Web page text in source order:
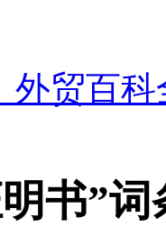
外贸百科
书”